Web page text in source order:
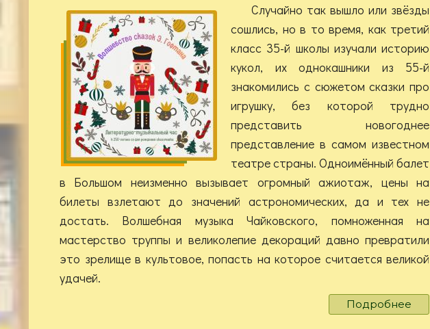
Случайно так вышло или звёзды
сошлись, но в то время, как третий
класс 35-й школы изучали историю
кукол, их однокашники из 55-й
знакомились с сюжетом сказки про
игрушку, без которой трудно
представить новогоднее
представление в самом известном
театре страны. Одноимённый балет
в Большом неизменно вызывает огромный ажиотаж, цены на
билеты взлетают до значений астрономических, да и тех не
достать. Волшебная музыка Чайковского, помноженная на
мастерство труппы и великолепие декораций давно превратили
это зрелище в культовое, попасть на которое считается великой
удачей.
Подробнее
Все